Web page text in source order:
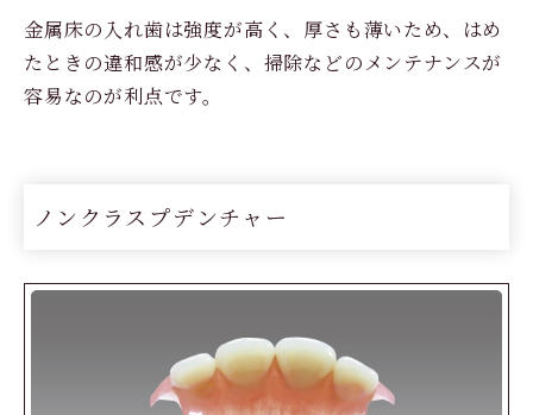
金属床の入れ歯は強度が高く、厚さも薄いため、はめ
たときの違和感が少なく、掃除などのメンテナンスが
容易なのが利点です。
ノンクラスプデンチャー